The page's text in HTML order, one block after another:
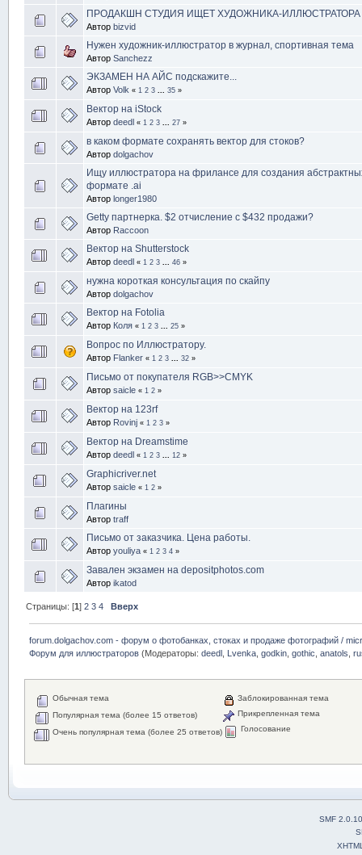
ПРОДАКШН СТУДИЯ ИЩЕТ ХУДОЖНИКА-ИЛЛЮСТРАТОРА
Автор bizvid
Нужен художник-иллюстратор в журнал, спортивная тема
Автор Sanchezz
ЭКЗАМЕН НА АЙС подскажите...
Автор Volk « 1 2 3 35»
Вектор на iStock
Автор deedl « 1 2 3 27»
в каком формате сохранять вектор для стоков?
Автор dolgachov
Ищу иллюстратора на фрилансе для создания
формате .ai
Автор longer1980
Getty партнерка. $2 отчисление с $432 продажи?
Автор Raccoon
Вектор на Shutterstock
Автор deedl « 1 2 3 46»
нужна короткая консультация по скайпу
Автор dolgachov
Вектор на Fotolia
Автор Коля « 1 2 3 25»
Вопрос по Иллюстратору.
Автор Flanker « 1 2 3 32»
Письмо от покупателя RGB>>CMYK
Автор saicle « 1 2»
Вектор на 123rf
Автор Rovinj « 1 2 3»
Вектор на Dreamstime
Автор deedl « 1 2 3 12»
Graphicriver.net
Автор saicle « 1 2»
Плагины
Автор traff
Письмо от заказчика. Цена работы.
Автор youliya « 1 2 3 4»
Завален экзамен на depositphotos.com
Автор ikatod
Страницы: [1]2 3 4 Вверх
forum.dolgachov.com - форум о фотобанках, стоках и продаже фотографий /
Форум для иллюстраторов (Модераторы:deedl Lvenka ,godkin ,gothic ,anatols ,
Обычная тема
Популярная тема (более 15 ответов)
Очень популярная тема (более 25 ответов)
Заблокированная тема
Прикрепленная тема
Голосование
SMF